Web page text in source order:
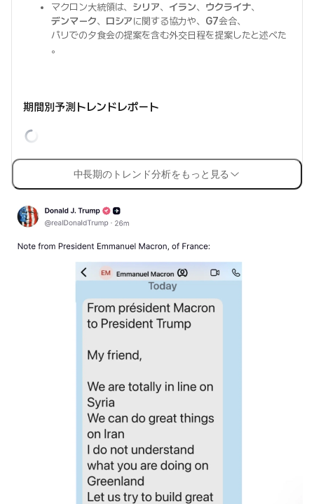
マクロン大統領は、 シリア、 イラン、 ウクライナ、
デンマーク、 ロシアに関する協力や、 G7会合、
パリでの夕食会の提案を含む外交日程を提案したと述べた
。
期間別予測トレンドレポート
中長期のトレンド分析をもっと見る